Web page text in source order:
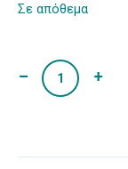
Σε απόθεμα